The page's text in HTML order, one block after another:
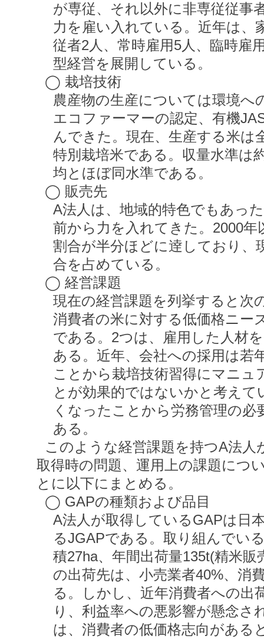
が専従、それ以外に非専従従事
力を雇い入れている。近年は、
従者2人、常時雇用5人、臨時雇
型経営を展開している。
◯ 栽培技術
農産物の生産については環境へ
エコファーマーの認定、有機
んできた。現在、生産する米は
特別栽培米である。収量水準は
均とほぼ同水準である。
◯ 販売先
A法人は、地域的特色でもあっ
前から力を入れてきた。2000年
割合が半分ほどに逹しており、
合を占めている。
◯ 経営課題
現在の経営課題を列挙すると次
消費者の米に対する低価格ニー
である。2つは、雇用した人材
ある。近年、会社への採用は若
ことから栽培技術習得にマニュ
とが効果的ではないかと考えて
くなったことから労務管理の
ある。
このような経営課題を持つA法人
取得時の問題、運用上の課題につ
とに以下にまとめる。
◯ GAPの種類および品目
A法人が取得しているGAPは日
るJGAPである。取り組んでい
積27ha、年間出荷量135t(精米
の出荷先は、小売業者40%、消
る。しかし、近年消費者への出
り、利益率への悪影響が懸念さ
は、消費者の低価格志向がある